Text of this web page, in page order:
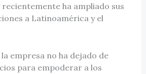
recientemente ha ampliado sus
a Latinoamérica y el
empresa no ha dejado de
para empoderar a los